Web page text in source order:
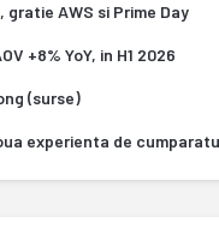
gratie AWS si Prime Day
+8% YoY, in H1 2026
(surse)
experienta de